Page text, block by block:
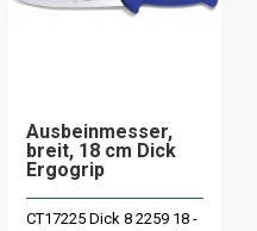
Ausbeinmesser,
breit, 18 cm Dick
Ergogrip
CT17225 Dick 8 2259 18 -